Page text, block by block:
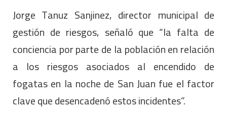
Jorge Tanuz Sanjinez, director municipal de
gestión de riesgos, señaló que “la falta de
conciencia por parte de la población en relación
a los riesgos asociados al encendido de
fogatas en la noche de San Juan fue el factor
clave que desencadenó estos incidentes”.